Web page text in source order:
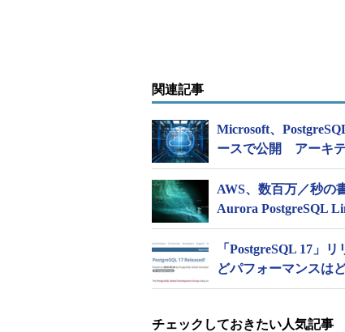
関連記事
Microsoft、
ースで公開 アーキ
AWS、数百万／秒の
Aurora PostgreSQL
「PostgreSQL 17」
どパフォーマンスは
チェックしておきたい人気記事